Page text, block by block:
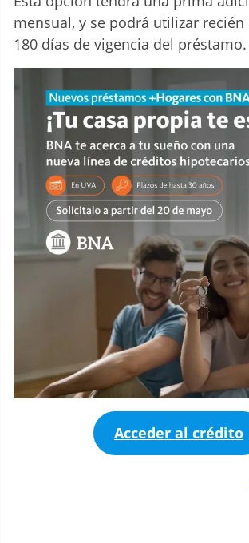
mensual, y se podrá utilizar
180 días de vigencia del préstamo.
Acceder al crédito